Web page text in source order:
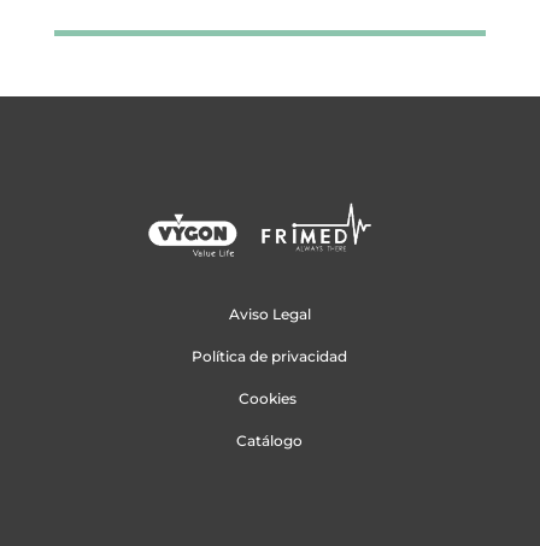
Aviso Legal
Política de privacidad
Cookies
Catálogo